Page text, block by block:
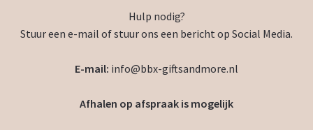
Hulp nodig?
Stuur een e-mail of stuur ons een bericht op Social Media.
E-mail: info@bbx-giftsandmore.nl
Afhalen op afspraak is mogelijk